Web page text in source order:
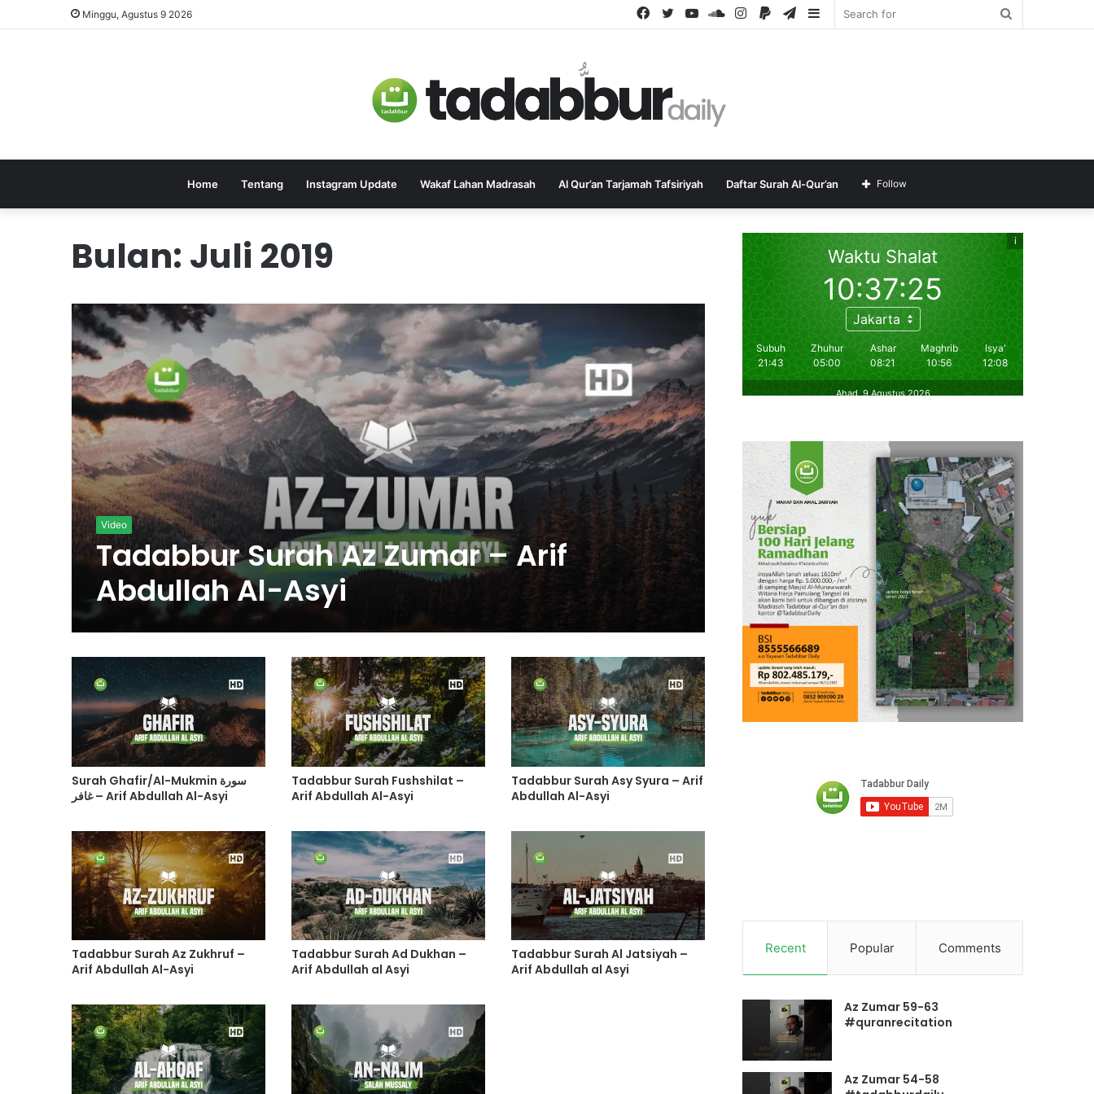
Minggu, Agustus 9 2026 Sidebar
Telegram
Paypal
Instagram
SoundCloud
YouTube
Twitter
Facebook
Home Tentang Instagram Update Wakaf Lahan Madrasah Al Qur’an Tarjamah Tafsiriyah Daftar Surah Al-Qur’an Follow
Bulan: Juli 2019
Video
Tadabbur Surah Az Zumar – Arif
Abdullah Al-Asyi
Surah Ghafir/Al-Mukmin سورة
غافر – Arif Abdullah Al-Asyi
Tadabbur Surah Fushshilat –
Arif Abdullah Al-Asyi
Tadabbur Surah Asy Syura – Arif
Abdullah Al-Asyi
Tadabbur Surah Az Zukhruf –
Arif Abdullah Al-Asyi
Tadabbur Surah Ad Dukhan –
Arif Abdullah al Asyi
Tadabbur Surah Al Jatsiyah –
Arif Abdullah al Asyi
Recent Popular Comments
Az Zumar 59-63
#quranrecitation
Az Zumar 54-58